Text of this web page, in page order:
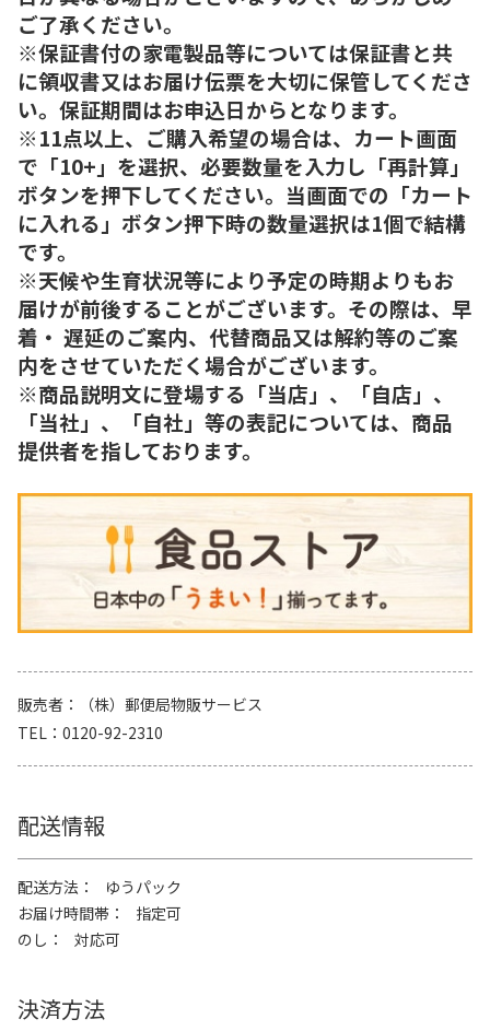
ご了承ください。
※保証書付の家電製品等については保証書と共
に領収書又はお届け伝票を大切に保管してくださ
い。保証期間はお申込日からとなります。
※11点以上、ご購入希望の場合は、カート画面
で「10+」を選択、必要数量を入力し「再計算」
ボタンを押下してください。当画面での「カート
に入れる」ボタン押下時の数量選択は1個で結構
です。
※天候や生育状況等により予定の時期よりもお
届けが前後することがございます。その際は、早
着・ 遅延のご案内、代替商品又は解約等のご案
内をさせていただく場合がございます。
※商品説明文に登場する「当店」、「自店」、
「当社」、「自社」等の表記については、商品
提供者を指しております。
販売者
（株）郵便局物販サービス
TEL
0120-92-2310
配送情報
配送方法
ゆうパック
お届け時間帯
指定可
のし
対応可
決済方法